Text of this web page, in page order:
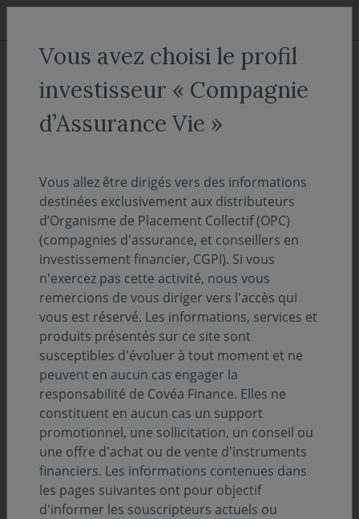
Aller au menu
Aller au contenu
ACCUEIL Nos fonds
Covéa Aqua A
ISIN :FR0013312667
Valeur liquidative au 06/08/2026 : 144.79€
Sélectionnez une part
ACCÈS DIRECT
Description
Infos clés
Profil de risque (SRI) :
Vous avez choisi le profil
investisseur « Compagnie
d’Assurance Vie »
Vous allez être dirigés vers des informations
destinées exclusivement aux distributeurs
d’Organisme de Placement Collectif (OPC)
(compagnies d'assurance, et conseillers en
investissement financier, CGPI). Si vous
n'exercez pas cette activité, nous vous
remercions de vous diriger vers l'accès qui
vous est réservé. Les informations, services et
produits présentés sur ce site sont
susceptibles d'évoluer à tout moment et ne
peuvent en aucun cas engager la
responsabilité de Covéa Finance. Elles ne
constituent en aucun cas un support
promotionnel, une sollicitation, un conseil ou
une offre d'achat ou de vente d'instruments
financiers. Les informations contenues dans
les pages suivantes ont pour objectif
d'informer les souscripteurs actuels ou